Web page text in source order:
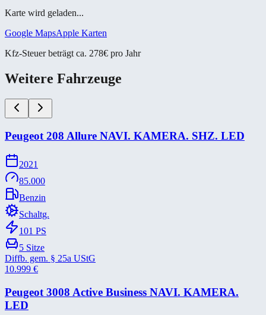
Karte wird geladen...
Google MapsApple Karten
Kfz-Steuer beträgt ca. 278€ pro Jahr
Weitere Fahrzeuge
Peugeot 208 Allure NAVI. KAMERA. SHZ. LED
2021
85.000
Benzin
Schaltg.
101 PS
5 Sitze
Diffb. gem. § 25a UStG
10.999 €
Peugeot 3008 Active Business NAVI. KAMERA.
LED